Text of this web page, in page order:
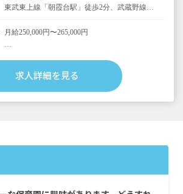
東武東上線「朝霞台駅」徒歩2分、武蔵野線
月給250,000円〜265,000円
賞与年2回 約4カ月（7月・12月）
行事手当 3,000円～10,000円
2年目 3,468,000円
求人詳細を見る